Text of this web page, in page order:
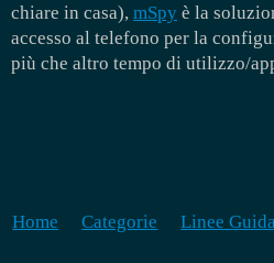
chiare in casa), mSpy è la
accesso al telefono per la
più che altro tempo di utilizzo/
Home Categorie Linee Guida